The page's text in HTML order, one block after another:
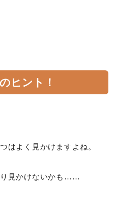
ヒント！
はよく見かけますよね。
り見かけないかも……